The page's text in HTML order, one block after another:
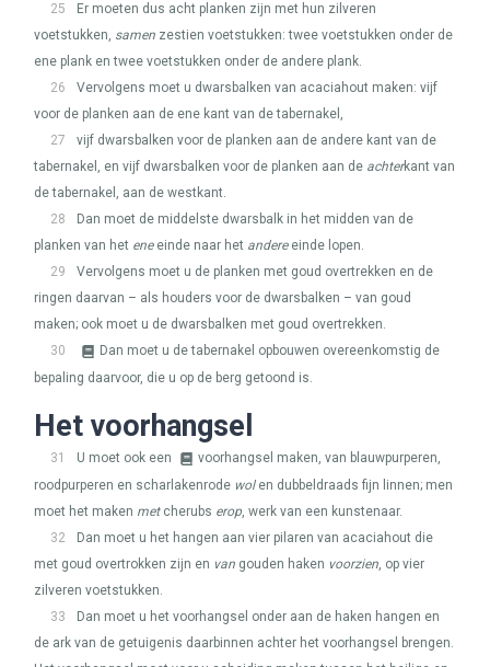
25
Er moeten dus acht planken zijn met hun zilveren
voetstukken, samen zestien voetstukken: twee voetstukken onder de
ene plank en twee voetstukken onder de andere plank.
26
Vervolgens moet u dwarsbalken van acaciahout maken: vijf
voor de planken aan de ene kant van de tabernakel,
27
vijf dwarsbalken voor de planken aan de andere kant van de
tabernakel, en vijf dwarsbalken voor de planken aan de achterkant van
de tabernakel, aan de westkant.
28
Dan moet de middelste dwarsbalk in het midden van de
planken van het eneeinde naar het andereeinde lopen.
29
Vervolgens moet u de planken met goud overtrekken en de
ringen daarvan – als houders voor de dwarsbalken – van goud
maken; ook moet u de dwarsbalken met goud overtrekken.
30
Dan moet u de tabernakel opbouwen overeenkomstig de
bepaling daarvoor, die u op de berg getoond is.
Het voorhangsel
31 U moet ook een
voorhangsel maken, van blauwpurperen,
roodpurperen en scharlakenrode wolen dubbeldraads fijn linnen; men
moet het maken metcherubs erop, werk van een kunstenaar.
32
Dan moet u het hangen aan vier pilaren van acaciahout die
met goud overtrokken zijn en van gouden haken voorzien, op vier
zilveren voetstukken.
33
Dan moet u het voorhangsel onder aan de haken hangen en
de ark van de getuigenis daarbinnen achter het voorhangsel brengen.